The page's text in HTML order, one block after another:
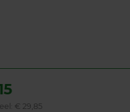
€ 29,85